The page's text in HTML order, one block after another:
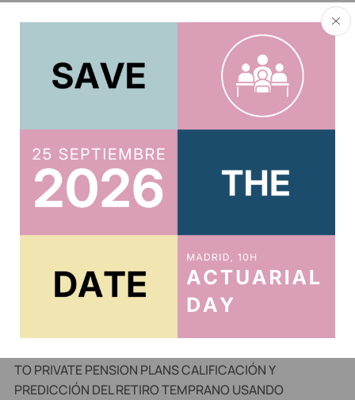
Oksana Mytsan
Other posts by Oksana Mytsan
Related posts
Calificación y predicción del retiro
temprano usando técnicas de machine
learning: aplicación a los planes privados
de pensiones
30 de noviembre de 2019
TO PRIVATE PENSION PLANS CALIFICACIÓN Y
PREDICCIÓN DEL RETIRO TEMPRANO USANDO